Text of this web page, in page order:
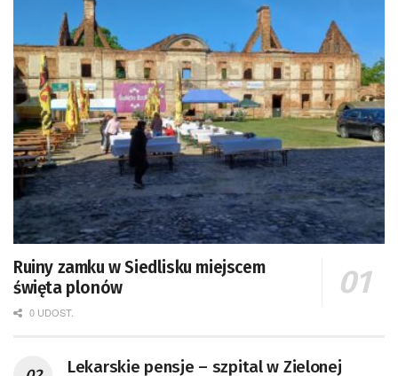
Ruiny zamku w Siedlisku miejscem
święta plonów
0 UDOST.
Lekarskie pensje – szpital w Zielonej